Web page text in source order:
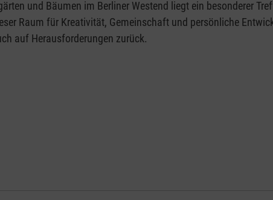
und Bäumen im Berliner Westend liegt ein besonderer
Raum für Kreativität, Gemeinschaft und persönliche
auf Herausforderungen zurück.